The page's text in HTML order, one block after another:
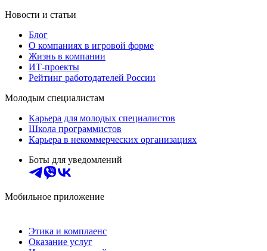
Новости и статьи
Блог
О компаниях в игровой форме
Жизнь в компании
ИТ-проекты
Рейтинг работодателей России
Молодым специалистам
Карьера для молодых специалистов
Школа программистов
Карьера в некоммерческих организациях
Боты для уведомлений
Мобильное приложение
Этика и комплаенс
Оказание услуг